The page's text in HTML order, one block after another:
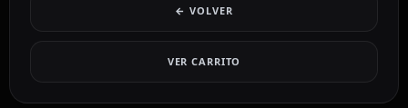
← VOLVER
VER CARRITO